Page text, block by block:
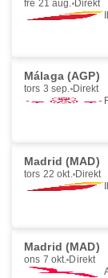
fre 21 aug. Direkt
Málaga (AGP)
tors 3 sep. Direkt
Madrid (MAD)
tors 22 okt. Direkt
Madrid (MAD)
ons 7 okt. Direkt